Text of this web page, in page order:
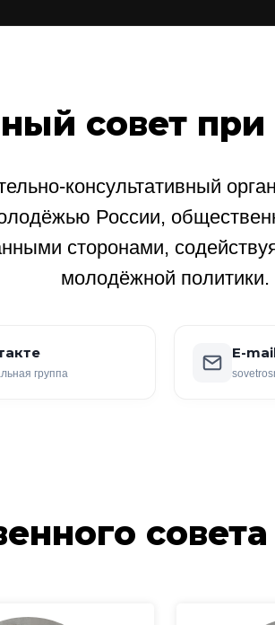
совет
консультативный
России,
сторонами,
молодёжной политики.
группа
E-